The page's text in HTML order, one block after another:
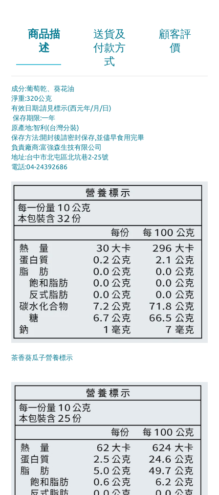
商品描
述
送貨及
付款方
式
顧客評
價
成分:葡萄乾、葵花油
淨重:320公克
有效日期:請見標示(西元年/月/日)
保存期限:一年
原產地:智利(台灣分裝)
保存方法:開封後請密封保存,並儘早食用完畢
負責廠商:富強森生技有限公司
地址:台中市北屯區北坑巷2-25號
電話:04-24392686
茶香葵瓜子營養標示